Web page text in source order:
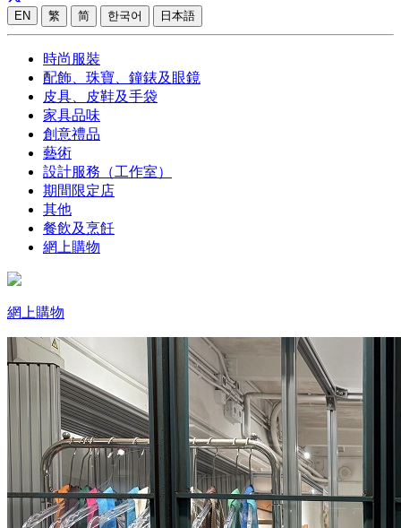
EN 繁 简 한국어 日本語
時尚服裝
配飾、珠寶、鐘錶及眼鏡
皮具、皮鞋及手袋
家具品味
創意禮品
藝術
設計服務（工作室）
期間限定店
其他
餐飲及烹飪
網上購物
網上購物